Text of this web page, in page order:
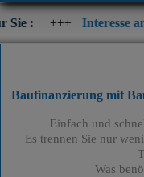
Interesse an einer
Baufinanzierung mit
Einfach und
Es trennen Sie nur
Was